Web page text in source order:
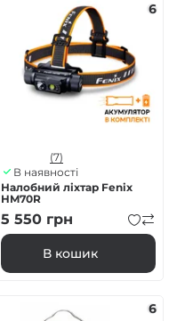
6
(7)
В наявності
Налобний ліхтар Fenix
HM70R
5 550 грн
В кошик
6